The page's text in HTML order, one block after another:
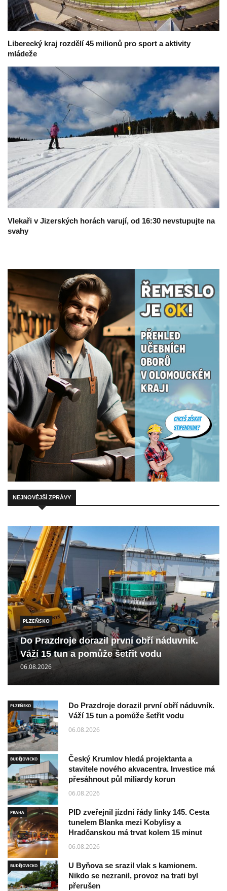
Liberecký kraj rozdělí 45 milionů pro sport a aktivity
mládeže
Vlekaři v Jizerských horách varují, od 16:30 nevstupujte na
svahy
NEJNOVĚJŠÍ ZPRÁVY
PLZEŇSKO
Do Prazdroje dorazil první obří náduvník.
Váží 15 tun a pomůže šetřit vodu
06.08.2026
PLZEŇSKO
Do Prazdroje dorazil první obří náduvník.
Váží 15 tun a pomůže šetřit vodu
06.08.2026
BUDĚJOVICKO
Český Krumlov hledá projektanta a
stavitele nového akvacentra. Investice má
přesáhnout půl miliardy korun
06.08.2026
PRAHA
PID zveřejnil jízdní řády linky 145. Cesta
tunelem Blanka mezi Kobylisy a
Hradčanskou má trvat kolem 15 minut
06.08.2026
BUDĚJOVICKO
U Byňova se srazil vlak s kamionem.
Nikdo se nezranil, provoz na trati byl
přerušen